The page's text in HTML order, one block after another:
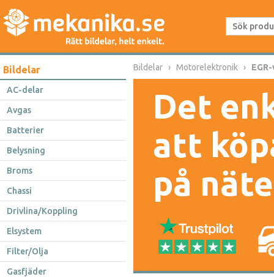
Bildelar
AC-delar
Avgas
Batterier
Belysning
Broms
Chassi
Drivlina/Koppling
Elsystem
Filter/Olja
Gasfjäder
Bildelar Motorelektronik
Det
att
på